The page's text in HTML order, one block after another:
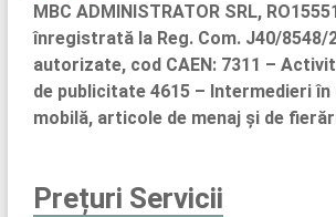
MBC ADMINISTRATOR SRL,
înregistrată la Reg. Com. J40/
autorizate, cod CAEN: 7311 –
de publicitate 4615 – Intermedieri
mobilă, articole de menaj și de
Prețuri Servicii